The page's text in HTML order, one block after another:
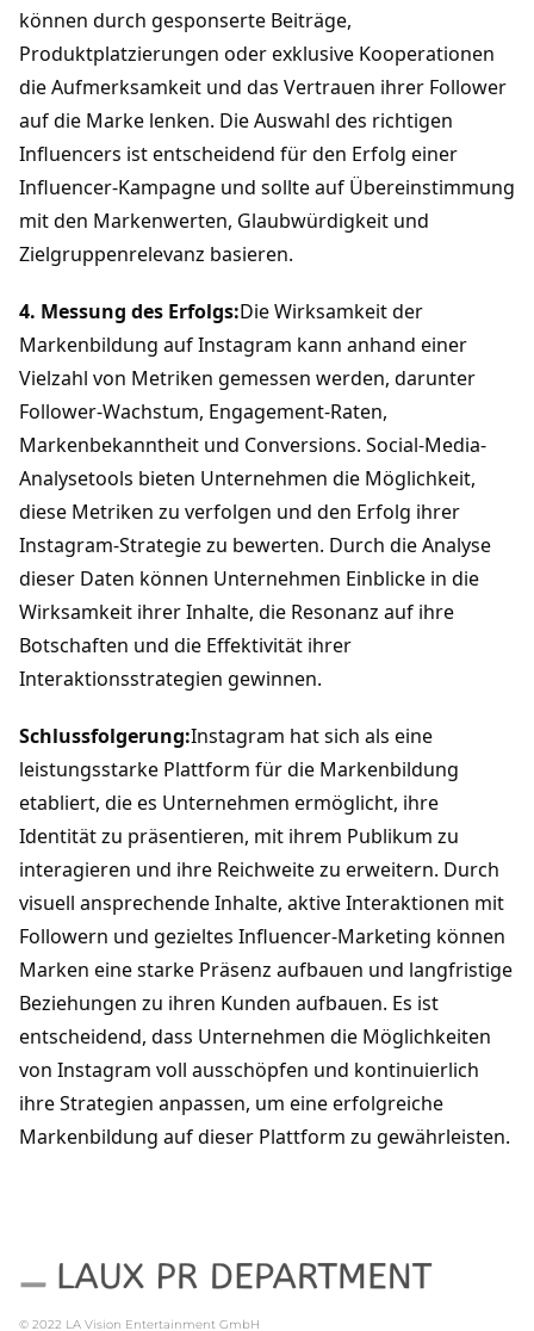
können durch gesponserte Beiträge,
Produktplatzierungen oder exklusive Kooperationen
die Aufmerksamkeit und das Vertrauen ihrer Follower
auf die Marke lenken. Die Auswahl des richtigen
Influencers ist entscheidend für den Erfolg einer
Influencer-Kampagne und sollte auf Übereinstimmung
mit den Markenwerten, Glaubwürdigkeit und
Zielgruppenrelevanz basieren.
4. Messung des Erfolgs:Die Wirksamkeit der
Markenbildung auf Instagram kann anhand einer
Vielzahl von Metriken gemessen werden, darunter
Follower-Wachstum, Engagement-Raten,
Markenbekanntheit und Conversions. Social-Media-
Analysetools bieten Unternehmen die Möglichkeit,
diese Metriken zu verfolgen und den Erfolg ihrer
Instagram-Strategie zu bewerten. Durch die Analyse
dieser Daten können Unternehmen Einblicke in die
Wirksamkeit ihrer Inhalte, die Resonanz auf ihre
Botschaften und die Effektivität ihrer
Interaktionsstrategien gewinnen.
Schlussfolgerung:Instagram hat sich als eine
leistungsstarke Plattform für die Markenbildung
etabliert, die es Unternehmen ermöglicht, ihre
Identität zu präsentieren, mit ihrem Publikum zu
interagieren und ihre Reichweite zu erweitern. Durch
visuell ansprechende Inhalte, aktive Interaktionen mit
Followern und gezieltes Influencer-Marketing können
Marken eine starke Präsenz aufbauen und langfristige
Beziehungen zu ihren Kunden aufbauen. Es ist
entscheidend, dass Unternehmen die Möglichkeiten
von Instagram voll ausschöpfen und kontinuierlich
ihre Strategien anpassen, um eine erfolgreiche
Markenbildung auf dieser Plattform zu gewährleisten.
© 2022 LA Vision Entertainment GmbH